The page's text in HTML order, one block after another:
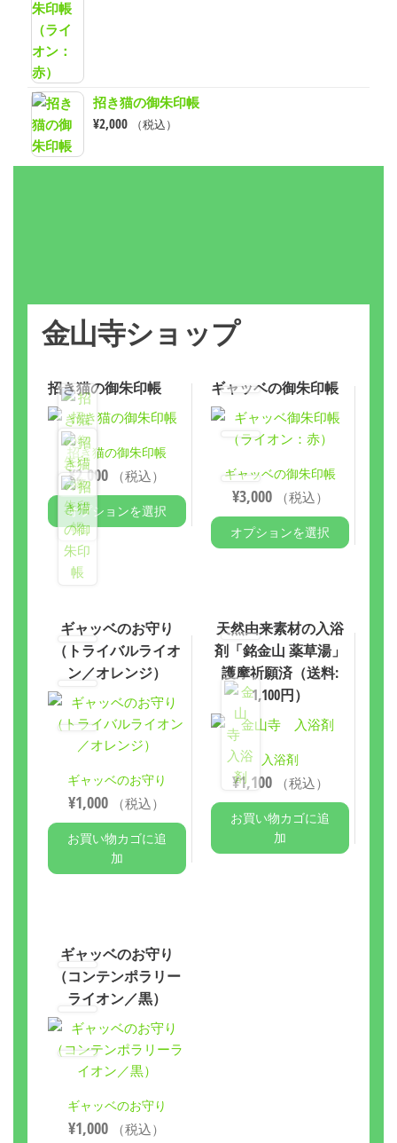
招き猫の御朱印帳
¥2,000 （税込）
金山寺ショップ
招き猫の御朱印帳
招き猫の御朱印帳
¥2,000 （税込）
オプションを選択
ギャッベの御朱印帳
ギャッベの御朱印帳
¥3,000 （税込）
オプションを選択
ギャッベのお守り
（トライバルライオ
ン／オレンジ）
ギャッベのお守り
¥1,000 （税込）
お買い物カゴに追
加
天然由来素材の入浴
剤「銘金山 薬草湯」
護摩祈願済（送料:
1,100円）
入浴剤
¥1,100 （税込）
お買い物カゴに追
加
ギャッベのお守り
（コンテンポラリー
ライオン／黒）
ギャッベのお守り
¥1,000 （税込）